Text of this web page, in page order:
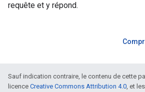
requête et y répond.
Sauf indication contraire, le contenu de cette
licence Creative Commons Attribution 4.0, et